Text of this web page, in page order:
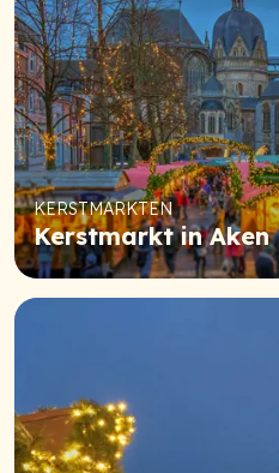
KERSTMARKTEN
Kerstmarkt in Aken